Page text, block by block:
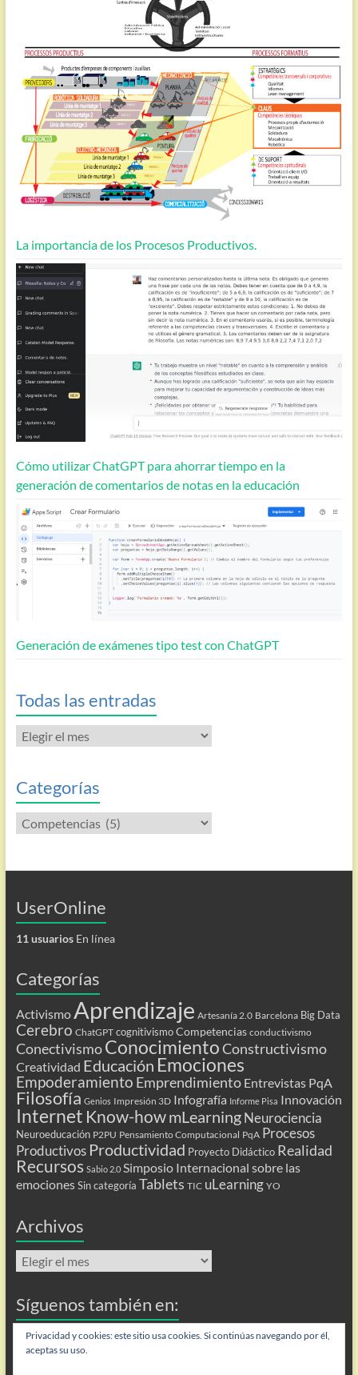
La importancia de los Procesos Productivos.
Cómo utilizar ChatGPT para ahorrar tiempo en la
generación de comentarios de notas en la educación
Generación de exámenes tipo test con ChatGPT
Todas las entradas
Todas
las
Categorías
Categorías
UserOnline
11 usuariosEn línea
Categorías
Activismo Aprendizaje Artesanía 2.0 Barcelona Big Data
Cerebro ChatGPT cognitivismo Competencias conductivismo
ConectivismoConocimientoConstructivismo
Creatividad Educación Emociones
Empoderamiento Emprendimiento Entrevistas PqA
Filosofía Genios Impresión 3D Infografía Informe Pisa Innovación
Internet Know-howmLearning Neurociencia
Neuroeducación P2PU Pensamiento Computacional PqA Procesos
Productivos Productividad Proyecto Didáctico Realidad
Recursos Sabio 2.0 Simposio Internacional sobre las
emociones Sin categoría Tablets TIC uLearning YO
Archivos
Archivos
Síguenos también en:
Flip
Privacidad y cookies: este sitio usa cookies. Si continúas navegando por él,
aceptas su uso.